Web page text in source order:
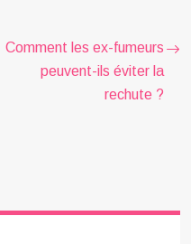
Comment les ex-fumeurs
peuvent-ils éviter la
rechute ?